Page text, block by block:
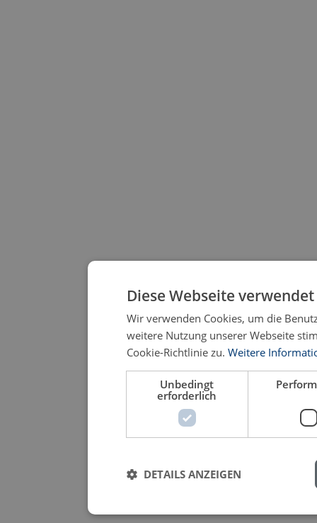
Diese Webseite
Wir verwenden Cookies, um die
weitere Nutzung unserer Webseite
Cookie-Richtlinie zu. Weitere
Unbedingt
erforderlich
DETAILS ANZEIGEN